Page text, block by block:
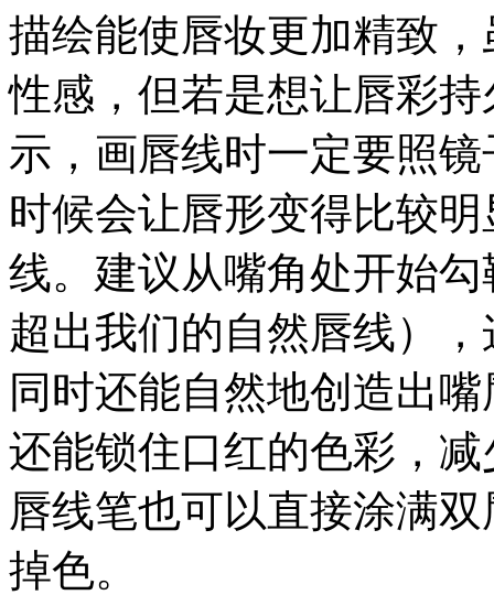
描绘能使唇妆更加精致
性感，但若是想让唇彩
示，画唇线时一定要照
时候会让唇形变得比较
线。建议从嘴角处开始
超出我们的自然唇线）
同时还能自然地创造出
还能锁住口红的色彩，
唇线笔也可以直接涂满
掉色。